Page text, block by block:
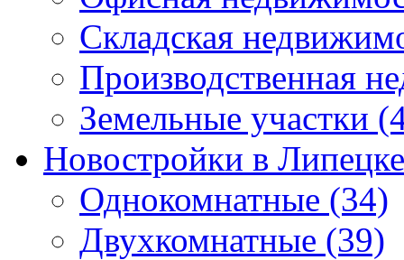
Складская
Производственная
Земельные участки
Новостройки в Липецке
Однокомнатные (34)
Двухкомнатные (39)